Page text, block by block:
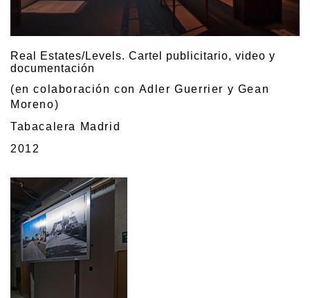
Real Estates/Levels. Cartel publicitario, video y
documentación
(en colaboración con Adler Guerrier y Gean
Moreno)
Tabacalera Madrid
2012